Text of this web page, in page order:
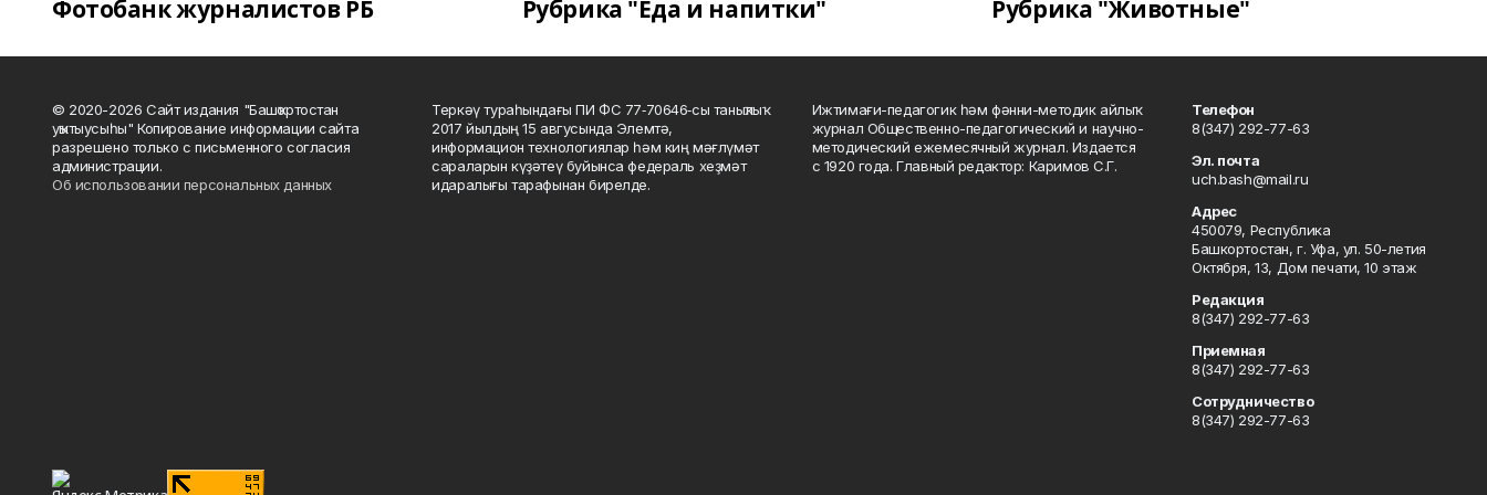
Фотобанк журналистов РБ Рубрика "Еда и напитки" Рубрика "Животные"
© 2020-2026 Сайт издания "Башҡортостан
уҡытыусыһы" Копирование информации сайта
разрешено только с письменного согласия
администрации.
Об использовании персональных данных
Теркәү тураһындағы ПИ ФС 77‑70646‑сы таныҡлыҡ
2017 йылдың 15 авгусында Элемтә,
информацион технологиялар һәм киң мәғлүмәт
сараларын күҙәтеү буйынса федераль хеҙмәт
идаралығы тарафынан бирелде.
Ижтимағи-педагогик һәм фәнни-методик айлыҡ
журнал Общественно-педагогический и научно-
методический ежемесячный журнал. Издается
с 1920 года. Главный редактор: Каримов С.Г.
Телефон
8(347) 292-77-63
Эл. почта
uch.bash@mail.ru
Адрес
450079, Республика
Башкортостан, г. Уфа, ул. 50-летия
Октября, 13, Дом печати, 10 этаж
Редакция
8(347) 292-77-63
Приемная
8(347) 292-77-63
Сотрудничество
8(347) 292-77-63